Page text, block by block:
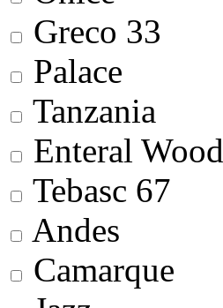
Greco 33
Palace
Tanzania
Enteral Wood
Tebasc 67
Andes
Camarque